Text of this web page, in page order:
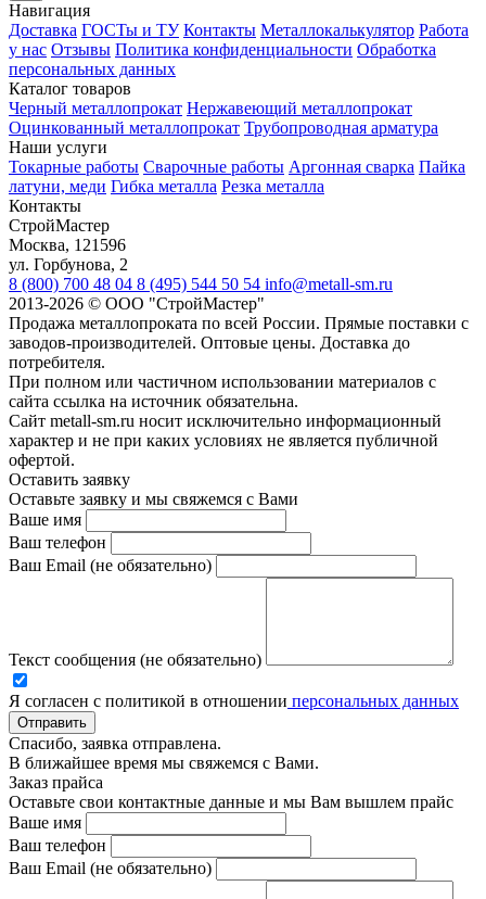
Навигация
Доставка ГОСТы и ТУ Контакты Металлокалькулятор Работа
у нас Отзывы Политика конфиденциальности Обработка
персональных данных
Каталог товаров
Черный металлопрокат Нержавеющий металлопрокат
Оцинкованный металлопрокат Трубопроводная арматура
Наши услуги
Токарные работы Сварочные работы Аргонная сварка Пайка
латуни, меди Гибка металла Резка металла
Контакты
СтройМастер
Москва, 121596
ул. Горбунова, 2
8 (800) 700 48 04 8 (495) 544 50 54 info@metall-sm.ru
2013-2026 © ООО "СтройМастер"
Продажа металлопроката по всей России. Прямые поставки с
заводов-производителей. Оптовые цены. Доставка до
потребителя.
При полном или частичном использовании материалов с
сайта ссылка на источник обязательна.
Сайт metall-sm.ru носит исключительно информационный
характер и не при каких условиях не является публичной
офертой.
Оставить заявку
Оставьте заявку и мы свяжемся с Вами
Ваше имя
Ваш телефон
Ваш Email (не обязательно)
Текст сообщения (не обязательно)
Я согласен с политикой в отношении персональных данных
Отправить
Спасибо, заявка отправлена.
В ближайшее время мы свяжемся с Вами.
Заказ прайса
Оставьте свои контактные данные и мы Вам вышлем прайс
Ваше имя
Ваш телефон
Ваш Email (не обязательно)